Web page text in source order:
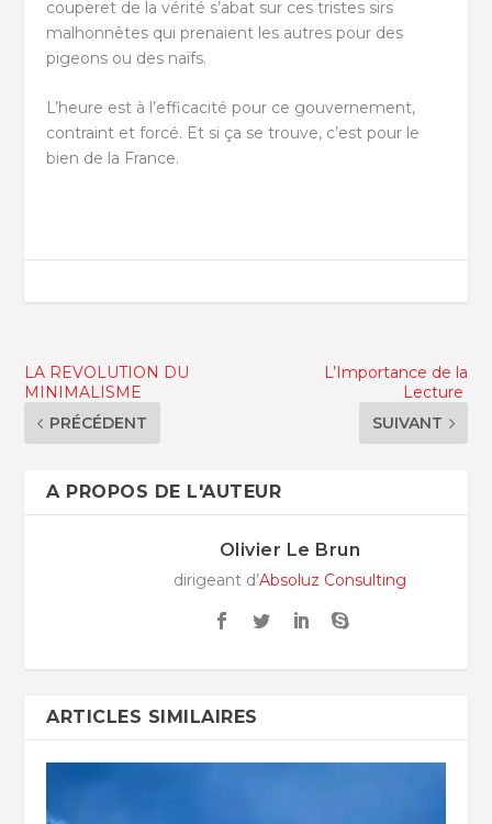
couperet de la vérité s’abat sur ces tristes sirs
malhonnêtes qui prenaient les autres pour des
pigeons ou des naïfs.
L’heure est à l’efficacité pour ce gouvernement,
contraint et forcé. Et si ça se trouve, c’est pour le
bien de la France.
LA REVOLUTION DU
MINIMALISME
PRÉCÉDENT
L’Importance de la
Lecture
SUIVANT
A PROPOS DE L'AUTEUR
Olivier Le Brun
dirigeant d’Absoluz Consulting
ARTICLES SIMILAIRES